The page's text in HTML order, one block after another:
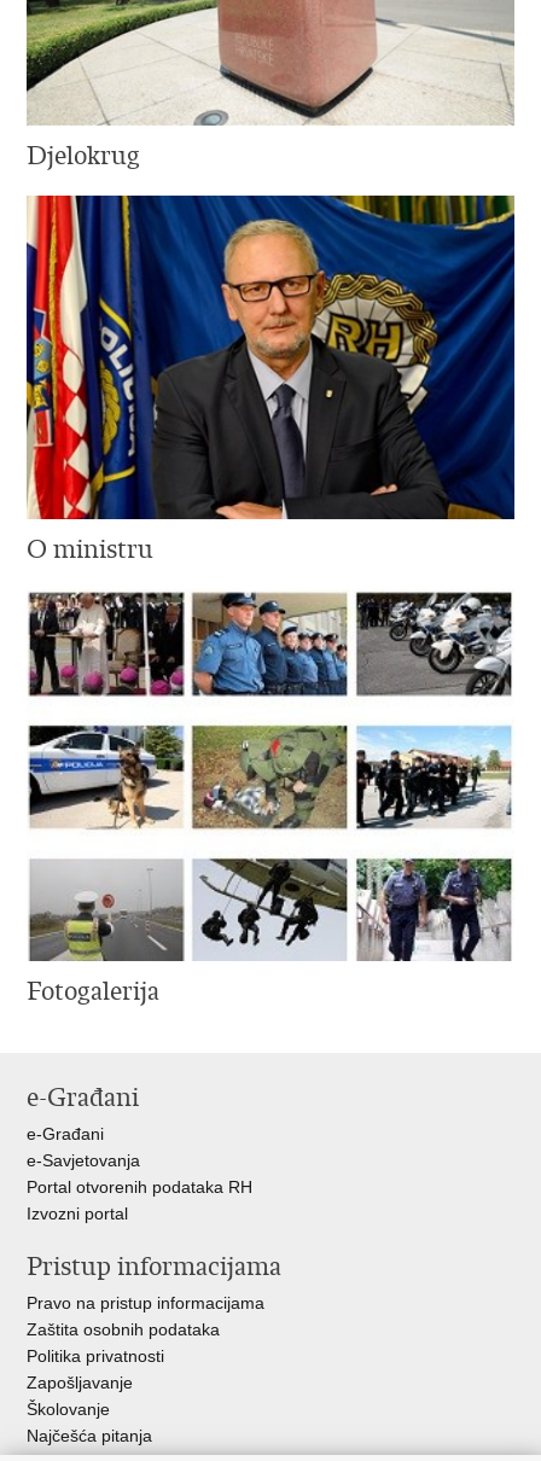
Djelokrug
O ministru
Fotogalerija
e-Građani
e-Građani
e-Savjetovanja
Portal otvorenih podataka RH
Izvozni portal
Pristup informacijama
Pravo na pristup informacijama
Zaštita osobnih podataka
Politika privatnosti
Zapošljavanje
Školovanje
Najčešća pitanja